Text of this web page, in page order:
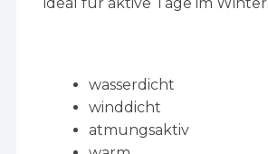
wasserdicht
winddicht
atmungsaktiv